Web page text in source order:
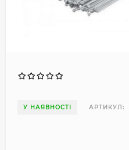
У НАЯВНОСТІ АРТИКУЛ: